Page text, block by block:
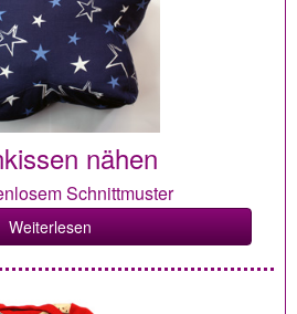
nähen
Schnittmuster
Weiterlesen